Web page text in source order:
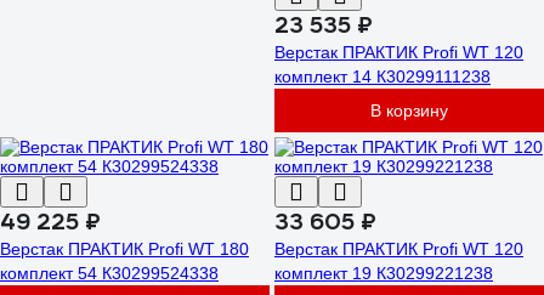
23 535 ₽
Верстак ПРАКТИК Profi WT 120
комплект 14 К30299111238
В корзину
49 225 ₽
Верстак ПРАКТИК Profi WT 180
комплект 54 К30299524338
33 605 ₽
Верстак ПРАКТИК Profi WT 120
комплект 19 К30299221238